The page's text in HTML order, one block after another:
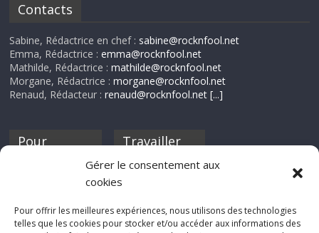
Gérer le consentement aux
cookies
Pour offrir les meilleures expériences, nous utilisons des technologies
telles que les cookies pour stocker et/ou accéder aux informations des
Contacts
Sabine, Rédactrice en chef : sabine@rocknfool.net
Emma, Rédactrice :emma@rocknfool.net
Mathilde, Rédactrice :mathilde@rocknfool.net
Morgane, Rédactrice :morgane@rocknfool.net
Renaud, Rédacteur :renaud@rocknfool.net [...]
Pour
discothèque
Travailler
Si tu souhaites
Rocknfool, n'hésite
pas à nous envoyer